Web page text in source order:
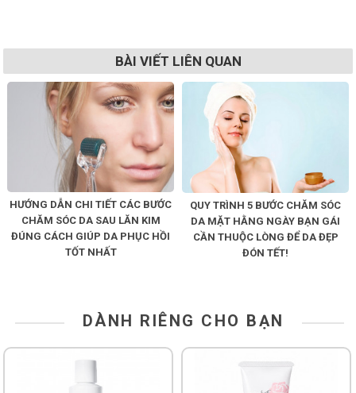
BÀI VIẾT LIÊN QUAN
HƯỚNG DẪN CHI TIẾT CÁC BƯỚC
CHĂM SÓC DA SAU LĂN KIM
ĐÚNG CÁCH GIÚP DA PHỤC HỒI
TỐT NHẤT
QUY TRÌNH 5 BƯỚC CHĂM SÓC
DA MẶT HẰNG NGÀY BẠN GÁI
CẦN THUỘC LÒNG ĐỂ DA ĐẸP
ĐÓN TẾT!
DÀNH RIÊNG CHO BẠN